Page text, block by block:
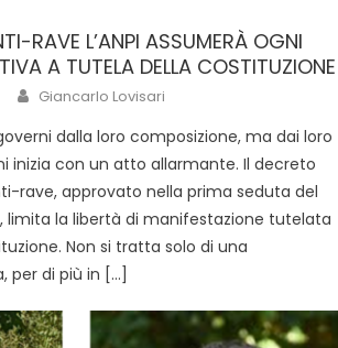
RAVE L’ANPI ASSUMERÀ OGNI
A TUTELA DELLA COSTITUZIONE
Giancarlo Lovisari
dalla loro composizione, ma dai loro
inizia con un atto allarmante. Il decreto
rave, approvato nella prima seduta del
limita la libertà di manifestazione tutelata
Non si tratta solo di una
per di più in […]